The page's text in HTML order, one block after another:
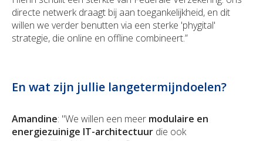
directe netwerk draagt bij aan toegankelijkheid, en dit
willen we verder benutten via een sterke 'phygital'
strategie, die online en offline combineert.”
En wat zijn jullie langetermijndoelen?
Amandine: "We willen een meer modulaire en
energiezuinige IT-architectuur die ook